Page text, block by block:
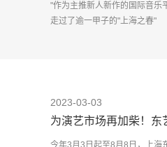
"作为主推新人新作的国际音乐
走过了逾一甲子的"上海之春"
SSIMF
记者今天上午获悉，第38届上
2023-03-03
为演艺市场再加柴！东
今年3月3日起至8月8日，上海